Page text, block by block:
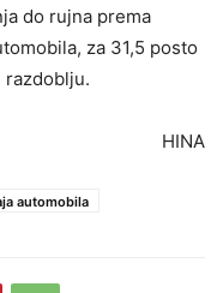
do rujna prema
za 31,5 posto
HINA
automobila